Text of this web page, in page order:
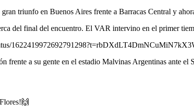
triunfo en Buenos Aires frente a Barracas Central y
del final del encuentro. El VAR intervino en el primer
frente a su gente en el estadio Malvinas Argentinas ante el